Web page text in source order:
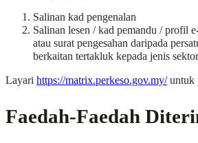
Salinan kad pengenalan
Salinan lesen / kad pemandu / profil
atau surat pengesahan daripada
berkaitan tertakluk kepada jenis
Layari https://matrix.perkeso.gov.my/untuk
Faedah-Faedah